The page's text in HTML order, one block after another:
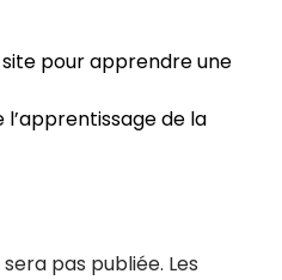
pour apprendre une
de la
pas publiée. Les